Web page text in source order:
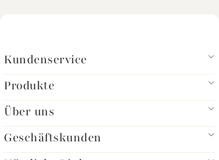
Kundenservice
Produkte
Über uns
Geschäftskunden